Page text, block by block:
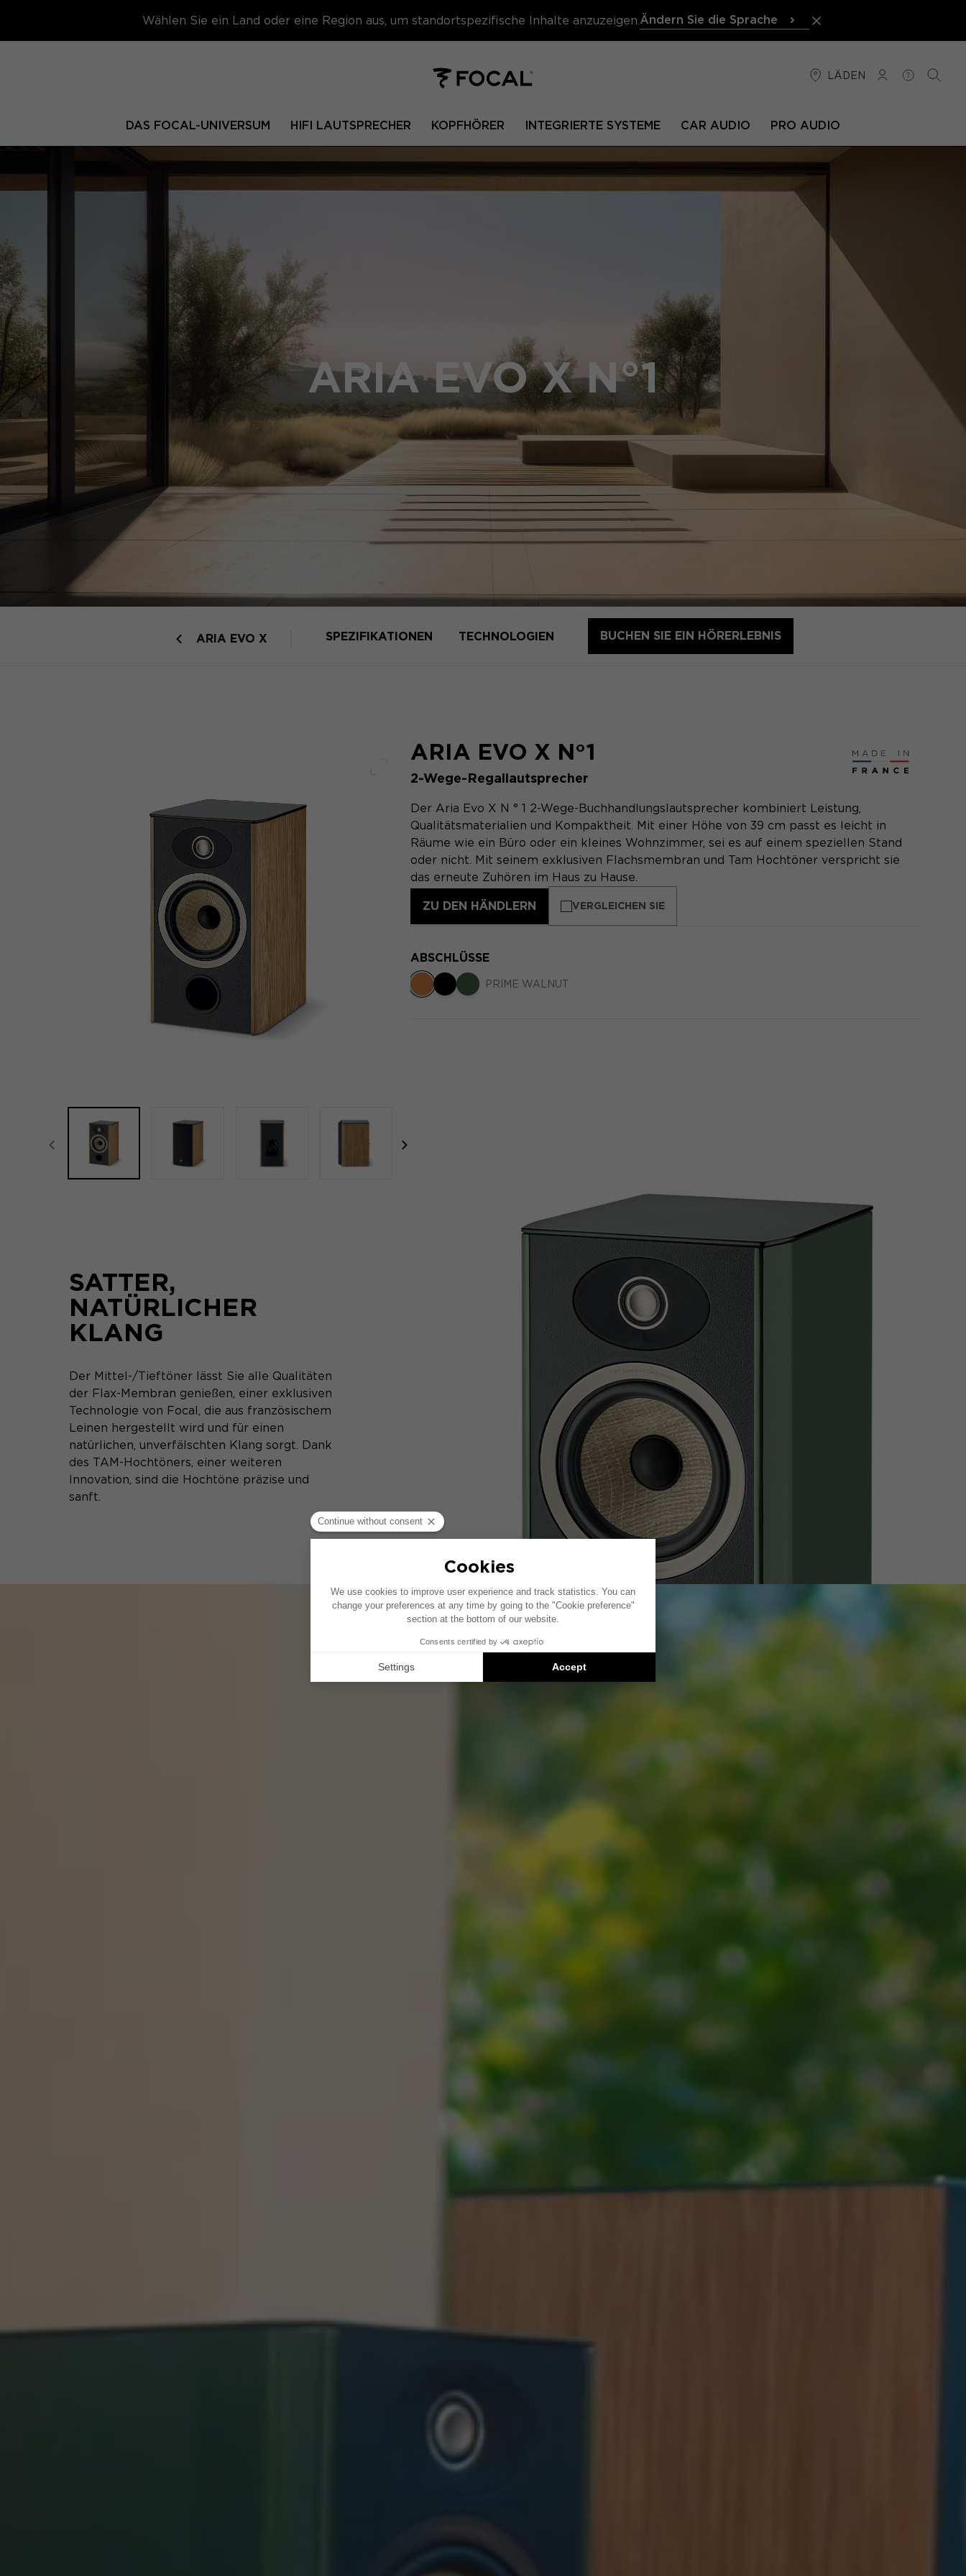
Wählen Sie ein Land oder eine Region aus, um standortspezifische Inhalte anzuzeigen. Ändern Sie die Sprache
LÄDEN
VERBINDUNG
HILFE
DAS FOCAL-UNIVERSUM HIFI LAUTSPRECHER KOPFHÖRER INTEGRIERTE SYSTEME CAR AUDIO PRO AUDIO
ARIA EVO X N°1
ARIA EVO X SPEZIFIKATIONEN TECHNOLOGIEN BUCHEN SIE EIN HÖRERLEBNIS
focal-naim-frontent::misc.prev_label focal-naim-frontent::misc.next_label
Voller Bildschirm
ARIA EVO X N°1
2-Wege-Regallautsprecher
Der Aria Evo X N ° 1 2-Wege-Buchhandlungslautsprecher kombiniert Leistung,
Qualitätsmaterialien und Kompaktheit. Mit einer Höhe von 39 cm passt es leicht in
Räume wie ein Büro oder ein kleines Wohnzimmer, sei es auf einem speziellen Stand
oder nicht. Mit seinem exklusiven Flachsmembran und Tam Hochtöner verspricht sie
das erneute Zuhören im Haus zu Hause.
ABSCHLÜSSE
PRIME WALNUT
ZU DEN HÄNDLERN VERGLEICHEN SIE
SATTER,
NATÜRLICHER
KLANG
Der Mittel-/Tieftöner lässt Sie alle Qualitäten
der Flax-Membran genießen, einer exklusiven
Technologie von Focal, die aus französischem
Leinen hergestellt wird und für einen
natürlichen, unverfälschten Klang sorgt. Dank
des TAM-Hochtöners, einer weiteren
Innovation, sind die Hochtöne präzise und
sanft.